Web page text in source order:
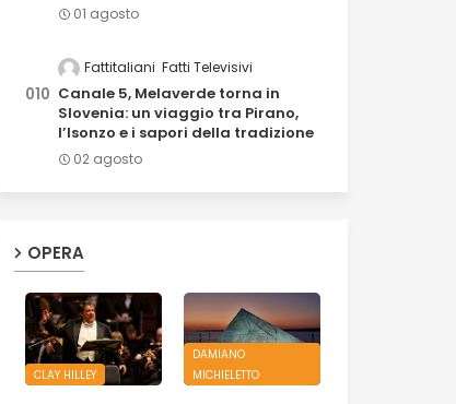
01 agosto
Fattitaliani Fatti Televisivi
Canale 5, Melaverde torna in
Slovenia: un viaggio tra Pirano,
l’Isonzo e i sapori della tradizione
02 agosto
OPERA
CLAY HILLEY
DAMIANO
MICHIELETTO